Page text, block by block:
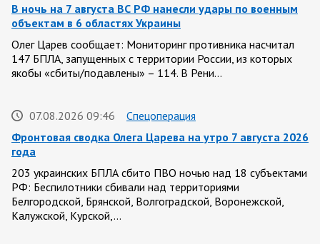
В ночь на 7 августа ВС РФ нанесли удары по военным
объектам в 6 областях Украины
Олег Царев сообщает: Мониторинг противника насчитал
147 БПЛА, запущенных с территории России, из которых
якобы «сбиты/подавлены» – 114. В Рени…
07.08.2026 09:46
Спецоперация
Фронтовая сводка Олега Царева на утро 7 августа 2026
года
203 украинских БПЛА сбито ПВО ночью над 18 субъектами
РФ: Беспилотники сбивали над территориями
Белгородской, Брянской, Волгоградской, Воронежской,
Калужской, Курской,…